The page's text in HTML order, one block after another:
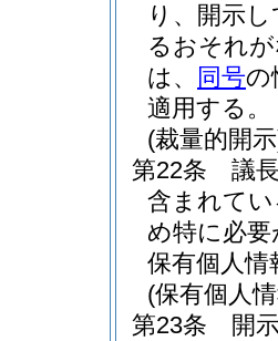
り、開示
るおそれ
は、
同号の
適用する。
(裁量的開
第22条
議
含まれて
め特に必
保有個人
(保有個人
第23条
開